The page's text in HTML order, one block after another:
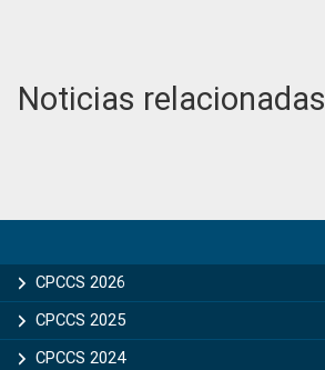
Noticias relacionadas
Sidebar
CPCCS 2026
CPCCS 2025
CPCCS 2024